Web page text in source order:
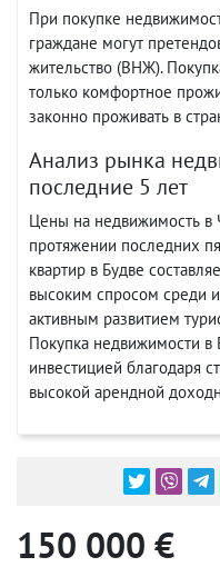
При покупке
граждане могут
жительство (ВНЖ).
только комфортное
законно проживать в
Анализ рынка
последние 5 лет
Цены на недвижимость в
протяжении последних
квартир в Будве
высоким спросом среди
активным развитием
Покупка недвижимости в
инвестицией благодаря
высокой арендной
150 000 €